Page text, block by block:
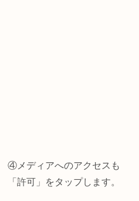
④メディアへのアクセスも
「許可」をタップします。